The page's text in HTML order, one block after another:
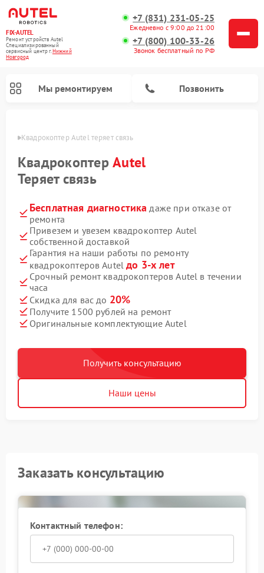
FIX-AUTEL
Ремонт устройств Autel
Специализированный
cервисный центр г.Нижний
Новгород
+7 (831) 231-05-25
Ежедневно с 9:00 до 21:00
+7 (800) 100-33-26
Звонок бесплатный по РФ
Мы ремонтируем Позвонить
Квадрокоптер Autel теряет связь
КвадрокоптерAutel
Теряет связь
Бесплатная диагностика даже при отказе от
ремонта
Привезем и увезем квадрокоптер Autel
собственной доставкой
Гарантия на наши работы по ремонту
квадрокоптеров Autelдо 3-х лет
Срочный ремонт квадрокоптеров Autel в течении
часа
Скидка для вас до 20%
Получите 1500 рублей на ремонт
Оригинальные комплектующие Autel
Получить консультацию
Наши цены
Заказать консультацию
Контактный телефон: